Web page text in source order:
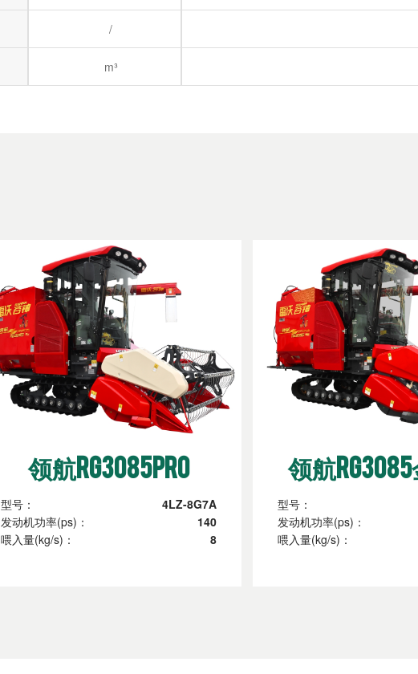
/
m³
领航RG3085Pro
型号：
4LZ-8G7A
发动机功率(ps)：
140
喂入量(kg/s)：
8
领航
型号：
发动机功率(ps)：
喂入量(kg/s)：